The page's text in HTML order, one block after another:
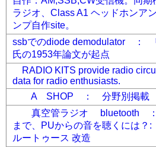
ラジオ、Class A1 ヘッドホンア
ンプ自作site。
ssbでのdiode demodulator ：
氏の1953年論文が起点
RADIO KITS provide radio
data for radio enthusiasts.
A SHOP ： 分野別掲載
真空管ラジオ bluetooth ：
まで、PUからの音を聴くに
ルートゥース 改造